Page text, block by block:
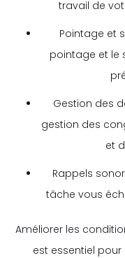
travail de
Pointage et
pointage et le
Gestion des
gestion des
et
Rappels
tâche vous
Améliorer les
est essentiel